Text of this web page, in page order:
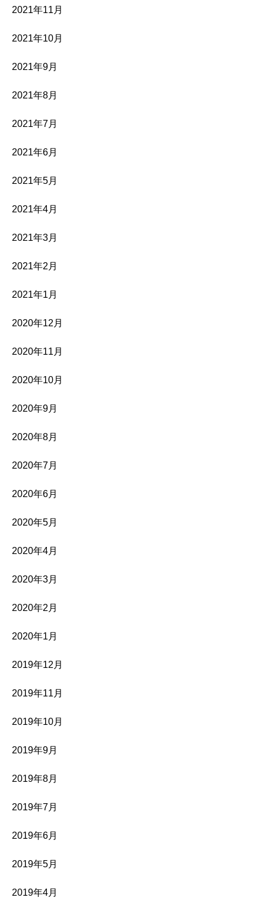
2021年11月
2021年10月
2021年9月
2021年8月
2021年7月
2021年6月
2021年5月
2021年4月
2021年3月
2021年2月
2021年1月
2020年12月
2020年11月
2020年10月
2020年9月
2020年8月
2020年7月
2020年6月
2020年5月
2020年4月
2020年3月
2020年2月
2020年1月
2019年12月
2019年11月
2019年10月
2019年9月
2019年8月
2019年7月
2019年6月
2019年5月
2019年4月